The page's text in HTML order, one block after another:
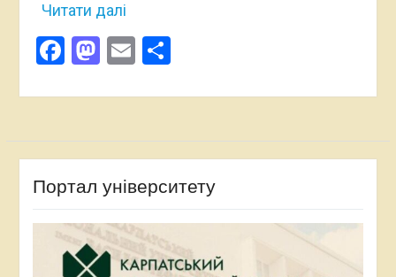
Читати далі
Facebook
Mastodon
EmailПоділитися
Портал університету